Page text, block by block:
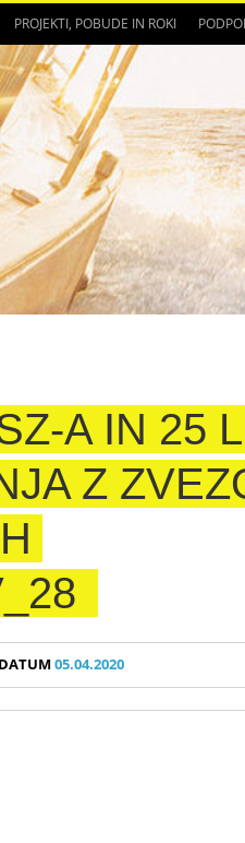
PROJEKTI, POBUDE IN ROKI
A IN 25
Z
DATUM05.04.2020